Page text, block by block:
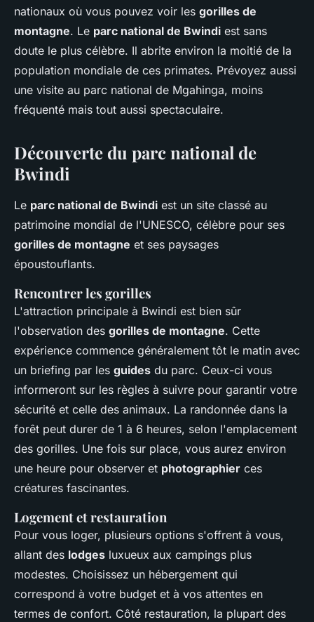
nationaux où vous pouvez voir les gorilles de
montagne. Le parc national de Bwindi est sans
doute le plus célèbre. Il abrite environ la moitié de la
population mondiale de ces primates. Prévoyez aussi
une visite au parc national de Mgahinga, moins
fréquenté mais tout aussi spectaculaire.
Découverte du parc national de
Bwindi
Le parc national de Bwindi est un site classé au
patrimoine mondial de l'UNESCO, célèbre pour ses
gorilles de montagne et ses paysages
époustouflants.
Rencontrer les gorilles
L'attraction principale à Bwindi est bien sûr
l'observation des gorilles de montagne. Cette
expérience commence généralement tôt le matin avec
un briefing par les guides du parc. Ceux-ci vous
informeront sur les règles à suivre pour garantir votre
sécurité et celle des animaux. La randonnée dans la
forêt peut durer de 1 à 6 heures, selon l'emplacement
des gorilles. Une fois sur place, vous aurez environ
une heure pour observer et photographier ces
créatures fascinantes.
Logement et restauration
Pour vous loger, plusieurs options s'offrent à vous,
allant des lodges luxueux aux campings plus
modestes. Choisissez un hébergement qui
correspond à votre budget et à vos attentes en
termes de confort. Côté restauration, la plupart des